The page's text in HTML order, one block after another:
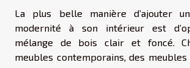
La plus belle manière d’ajouter
modernité à son intérieur est
mélange de bois clair et foncé.
meubles contemporains, des